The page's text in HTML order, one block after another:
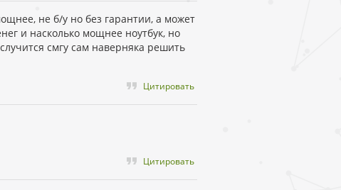
не б/у но без гарантии, а может
и насколько мощнее ноутбук, но
смгу сам наверняка решить
Цитировать
Цитировать